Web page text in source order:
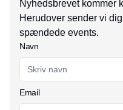
Nyhedsbrevet kommer
Herudover sender vi
spændede events.
Navn
Email